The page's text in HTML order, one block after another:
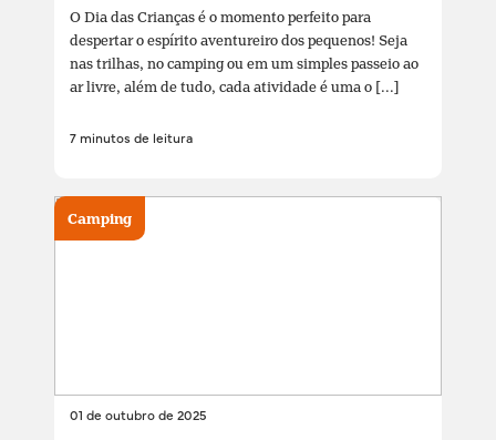
O Dia das Crianças é o momento perfeito para
despertar o espírito aventureiro dos pequenos! Seja
nas trilhas, no camping ou em um simples passeio ao
ar livre, além de tudo, cada atividade é uma o [...]
7 minutos de leitura
01 de outubro de 2025
Camping